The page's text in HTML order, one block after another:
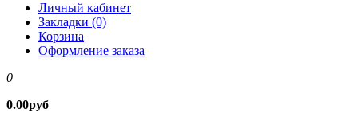
Личный кабинет
Закладки (0)
Корзина
Оформление заказа
0
0.00руб